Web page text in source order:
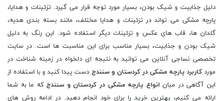
دلیل جذابیت و شیک بودن، بسیار مورد توجه قرار می گیرد. تزئینات و هدایا،
پارچه مشکی می تواند در تزئینات و هدایا مختلف، مانند بسته بندی هدیه،
گلدان ها، قاب های عکس و تزئینات دیگر استفاده شود. این رنگ به دلیل
شیک بودن و جذابیت، بسیار مناسب برای این مناسبت ها است. در سایت
تخصصی نساجی آنلاین می توانید به نتیجه ای دلخواه در زمینه شناخت در
موردکاربرد پارچه مشکی در کردستان و سنندج دست پیدا کنید و با استفاده از
این آگاهی در میانانواع پارچه مشکی در کردستان و سنندجکه ما به شما
ارائه می کنیم، بهترین خرید را برای خود انجام دهید. در ادامه روش های